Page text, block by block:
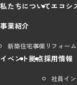
私たちについてエコシ
事業紹介
新築住宅事業 リフォー
イベント拠点採用情報
社員イ